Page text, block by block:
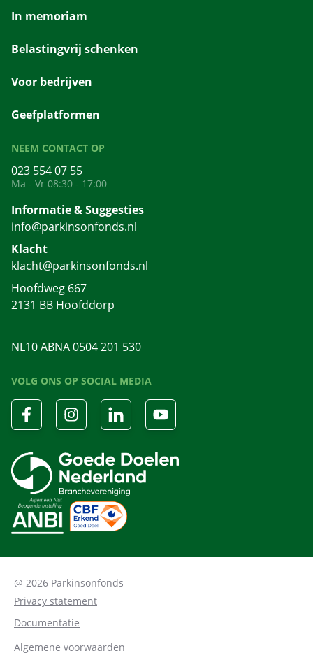
In memoriam
Belastingvrij schenken
Voor bedrijven
Geefplatformen
NEEM CONTACT OP
023 554 07 55
Ma - Vr 08:30 - 17:00
Informatie & Suggesties
info@parkinsonfonds.nl
Klacht
klacht@parkinsonfonds.nl
Hoofdweg 667
2131 BB Hoofddorp
NL10 ABNA 0504 201 530
VOLG ONS OP SOCIAL MEDIA
@ 2026 Parkinsonfonds
Privacy statement
Documentatie
Algemene voorwaarden